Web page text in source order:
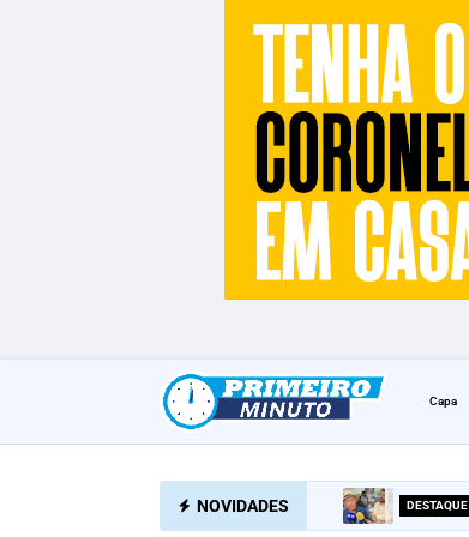
Capa
NOVIDADES DESTAQUE